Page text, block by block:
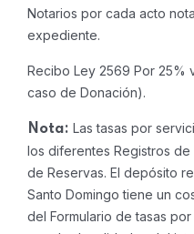
Notarios por cada acto
expediente.
Recibo Ley 2569 Por 25%
caso de Donación).
Nota: Las tasas por
los diferentes Registros
de Reservas. El depósito
Santo Domingo tiene un
del Formulario de tasas